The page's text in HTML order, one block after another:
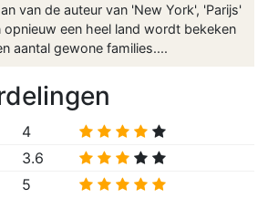
van de auteur van 'New York', 'Parijs'
opnieuw een heel land wordt bekeken
aantal gewone families....
4
3.6
5